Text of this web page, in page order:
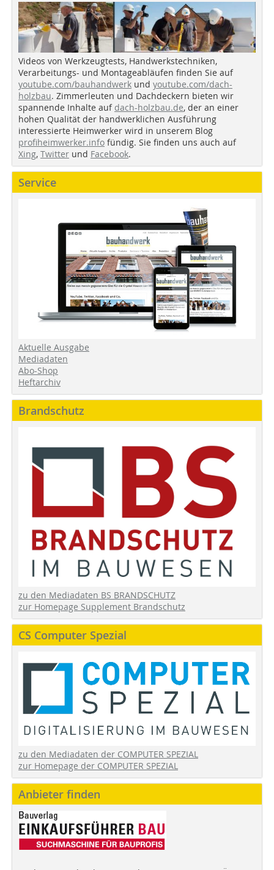
Videos von Werkzeugtests, Handwerkstechniken,
Verarbeitungs- und Montageabläufen finden Sie auf
youtube.com/bauhandwerk und youtube.com/dach-
holzbau. Zimmerleuten und Dachdeckern bieten wir
spannende Inhalte auf dach-holzbau.de, der an einer
hohen Qualität der handwerklichen Ausführung
interessierte Heimwerker wird in unserem Blog
profiheimwerker.info fündig. Sie finden uns auch auf
Xing, Twitter und Facebook.
Service
Aktuelle Ausgabe
Mediadaten
Abo-Shop
Heftarchiv
Brandschutz
zu den Mediadaten BS BRANDSCHUTZ
zur Homepage Supplement Brandschutz
CS Computer Spezial
zu den Mediadaten der COMPUTER SPEZIAL
zur Homepage der COMPUTER SPEZIAL
Anbieter finden